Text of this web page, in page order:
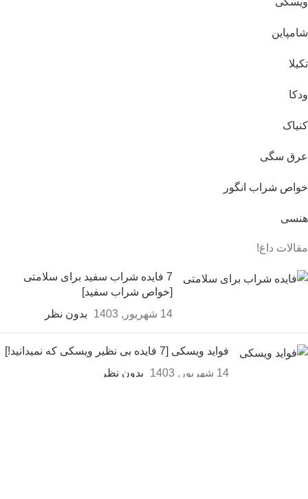
شامپاین
تکیلا
ودکا
کنیاک
عرق سگی
خواص شراب انگور
هنسی
مقالات داغ!
7 فایده شراب سفید برای سلامتی
[خواص شراب سفید]
14 شهریور, 1403
بدون نظر
فواید ویسکی [7 فایده بی نظیر ویسکی که نمیدانید!]
14 شهریور, 1403
بدون نظر